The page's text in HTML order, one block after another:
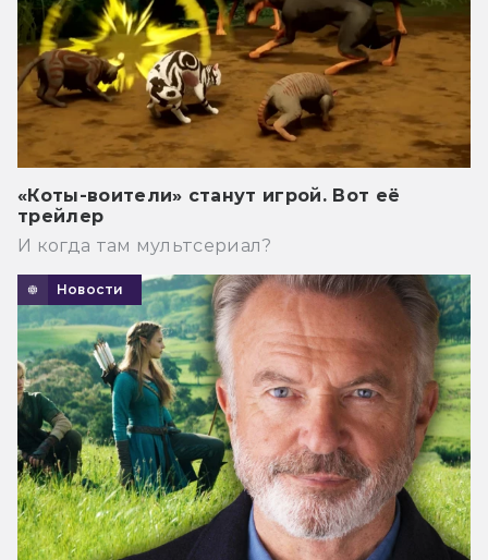
«Коты-воители» станут игрой. Вот её
трейлер
И когда там мультсериал?
Новости